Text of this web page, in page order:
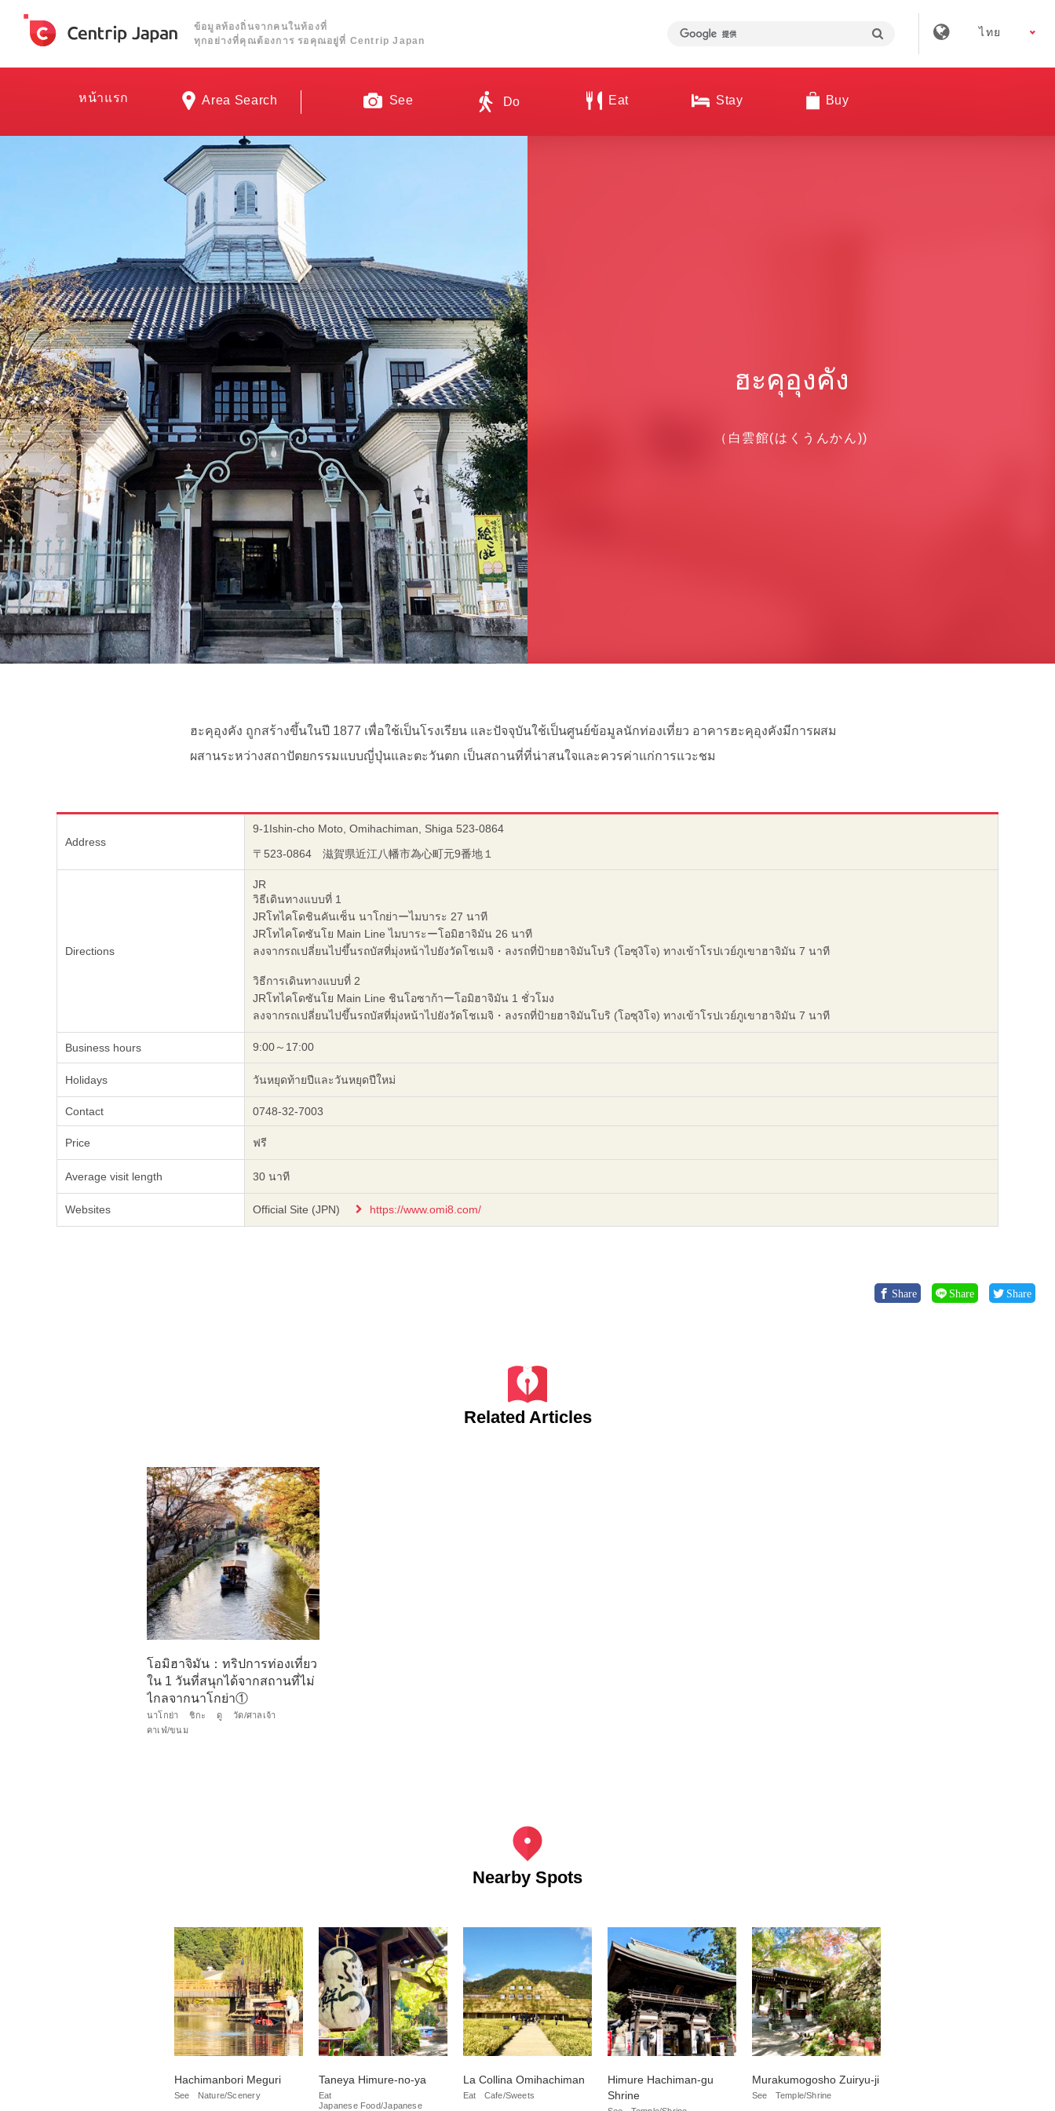
ข้อมูลท้องถิ่นจากคนในท้องที่
ทุกอย่างที่คุณต้องการ รอคุณอยู่ที่ Centrip Japan
ไทย
หน้าแรก Area Search See Do Eat Stay Buy
ฮะคุอุงคัง
（白雲館(はくうんかん))
ฮะคุอุงคัง ถูกสร้างขึ้นในปี 1877 เพื่อใช้เป็นโรงเรียน และปัจจุบันใช้เป็นศูนย์ข้อมูลนักท่องเที่ยว อาคารฮะคุอุงคังมีการผสม
ผสานระหว่างสถาปัตยกรรมแบบญี่ปุ่นและตะวันตก เป็นสถานที่ที่น่าสนใจและควรค่าแก่การแวะชม
Address
9-1Ishin-cho Moto, Omihachiman, Shiga 523-0864
〒523-0864 滋賀県近江八幡市為心町元9番地１
Directions
JR
วิธีเดินทางแบบที่ 1
JRโทไคโดชินคันเซ็น นาโกย่าーไมบาระ 27 นาที
JRโทไคโดซันโย Main Line ไมบาระーโอมิฮาจิมัน 26 นาที
ลงจากรถเปลี่ยนไปขึ้นรถบัสที่มุ่งหน้าไปยังวัดโชเมจิ・ลงรถที่ป้ายฮาจิมันโบริ (โอซุงิโจ) ทางเข้าโรปเวย์ภูเขาฮาจิมัน 7 นาที
วิธีการเดินทางแบบที่ 2
JRโทไคโดซันโย Main Line ชินโอซาก้าーโอมิฮาจิมัน 1 ชั่วโมง
ลงจากรถเปลี่ยนไปขึ้นรถบัสที่มุ่งหน้าไปยังวัดโชเมจิ・ลงรถที่ป้ายฮาจิมันโบริ (โอซุงิโจ) ทางเข้าโรปเวย์ภูเขาฮาจิมัน 7 นาที
Business hours 9:00～17:00
Holidays วันหยุดท้ายปีและวันหยุดปีใหม่
Contact 0748-32-7003
Price ฟรี
Average visit length 30 นาที
Websites Official Site (JPN) https://www.omi8.com/
Share Share Share
Related Articles
โอมิฮาจิมัน：ทริปการท่องเที่ยว
ใน 1 วันที่สนุกได้จากสถานที่ไม่
ไกลจากนาโกย่า①
นาโกย่า ชิกะ ดู
วัด/ศาลเจ้า
คาเฟ่/ขนม
Nearby Spots
Hachimanbori Meguri
See Nature/Scenery
Taneya Himure-no-ya
Eat
Japanese Food/Japanese
La Collina Omihachiman
Eat Cafe/Sweets
Himure Hachiman-gu
Shrine
Murakumogosho Zuiryu-ji
See Temple/Shrine